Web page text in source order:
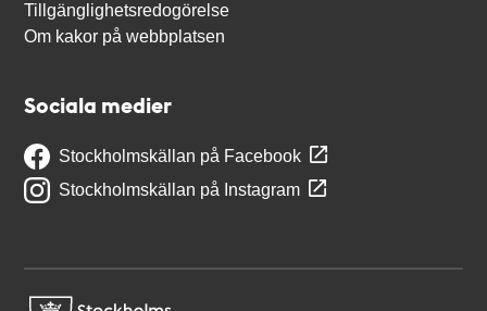
Tillgänglighetsredogörelse
Om kakor på webbplatsen
Sociala medier
Stockholmskällan på Facebook
Stockholmskällan på Instagram